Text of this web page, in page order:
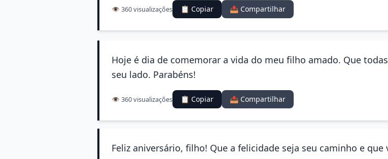
👁️ 360 visualizações 📋 Copiar 📤 Compartilhar
Hoje é dia de comemorar a vida do meu filho amado. Que
seu lado. Parabéns!
👁️ 360 visualizações 📋 Copiar 📤 Compartilhar
Feliz aniversário, filho! Que a felicidade seja seu caminho e